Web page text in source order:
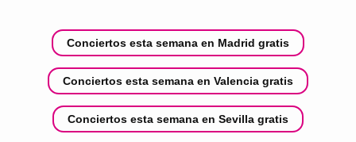
Conciertos esta semana en Madrid gratis
Conciertos esta semana en Valencia gratis
Conciertos esta semana en Sevilla gratis